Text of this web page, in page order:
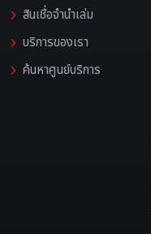
สินเชื่อจำนำเล่ม
บริการของเรา
ค้นหาศูนย์บริการ